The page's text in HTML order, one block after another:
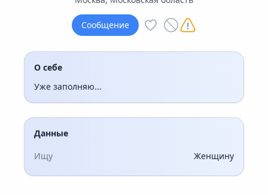
Сообщение
О себе
Уже заполняю...
Данные
Ищу
Женщину